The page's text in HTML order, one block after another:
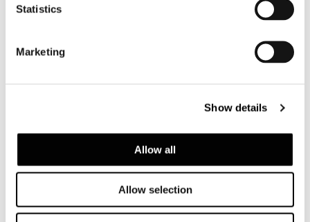
Statistics
Marketing
Show details
Allow all
Allow selection
LOUNGE LITTLE ARMCHAIR 67 CM